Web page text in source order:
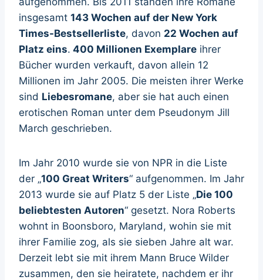
insgesamt 143 Wochen auf der New York
Times-Bestsellerliste, davon 22 Wochen auf
Platz eins. 400 Millionen Exemplare ihrer
Bücher wurden verkauft, davon allein 12
Millionen im Jahr 2005. Die meisten ihrer Werke
sind Liebesromane, aber sie hat auch einen
erotischen Roman unter dem Pseudonym Jill
March geschrieben.
Im Jahr 2010 wurde sie von NPR in die Liste
der „100 Great Writers“ aufgenommen. Im Jahr
2013 wurde sie auf Platz 5 der Liste „Die 100
beliebtesten Autoren“ gesetzt. Nora Roberts
wohnt in Boonsboro, Maryland, wohin sie mit
ihrer Familie zog, als sie sieben Jahre alt war.
Derzeit lebt sie mit ihrem Mann Bruce Wilder
zusammen, den sie heiratete, nachdem er ihr